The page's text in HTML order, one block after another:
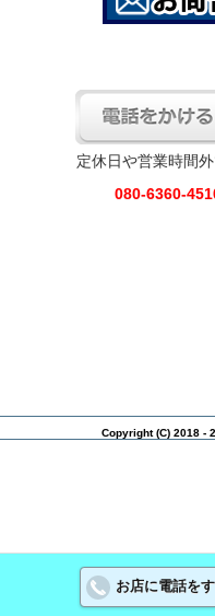
定休日や営業時間
080-6360-
お店に電話を
Copyright (C) 2018 -